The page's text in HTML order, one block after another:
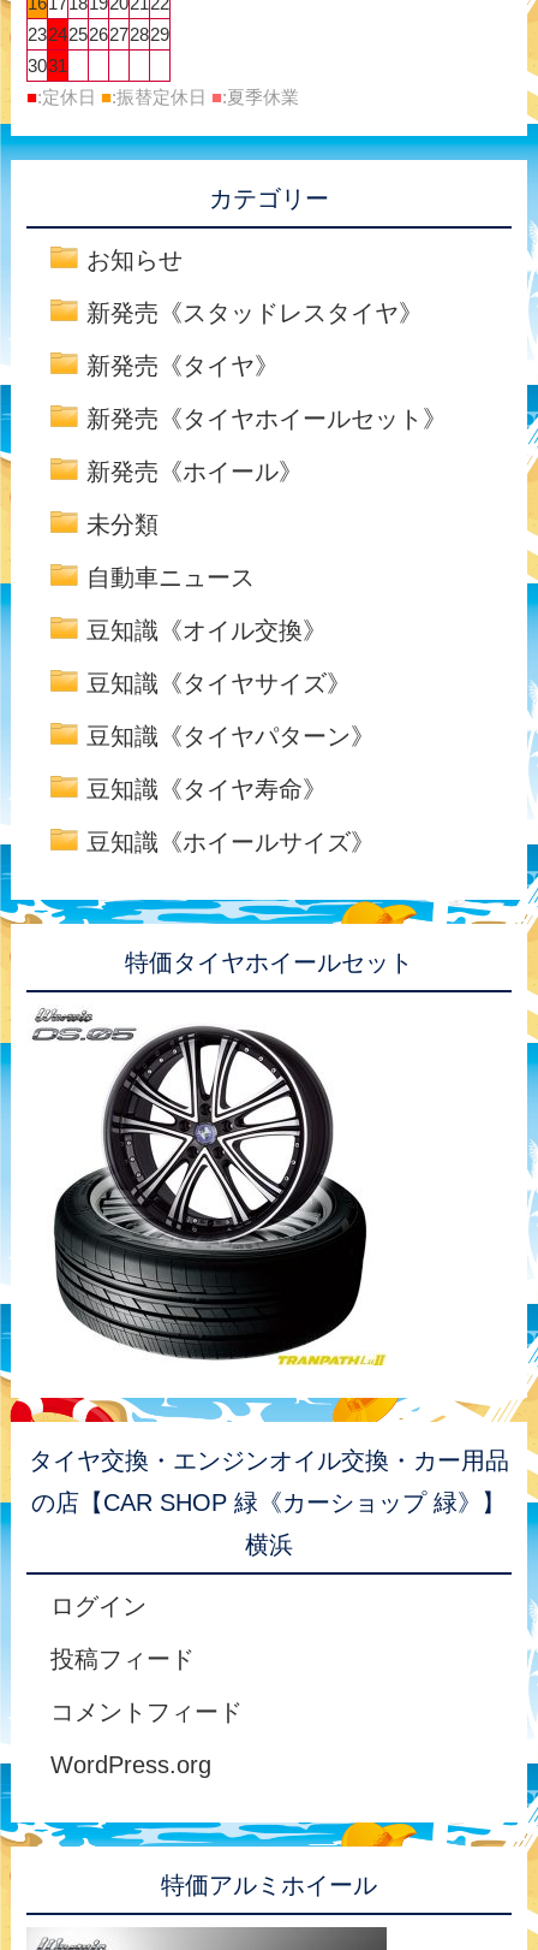
23242526272829
3031
■:定休日 ■:振替定休日 ■:夏季休業
カテゴリー
お知らせ
新発売《スタッドレスタイヤ》
新発売《タイヤ》
新発売《タイヤホイールセット》
新発売《ホイール》
未分類
自動車ニュース
豆知識《オイル交換》
豆知識《タイヤサイズ》
豆知識《タイヤパターン》
豆知識《タイヤ寿命》
豆知識《ホイールサイズ》
特価タイヤホイールセット
タイヤ交換・エンジンオイル交換・カー用品
の店【CAR SHOP 緑《カーショップ 緑》】
横浜
ログイン
投稿フィード
コメントフィード
WordPress.org
特価アルミホイール